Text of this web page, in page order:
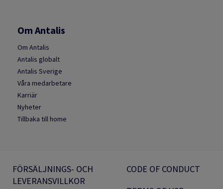
Om Antalis
Om Antalis
Antalis globalt
Antalis Sverige
Våra medarbetare
Karriär
Nyheter
Tillbaka till home
FÖRSÄLJNINGS- OCH
LEVERANSVILLKOR
CODE OF CONDUCT